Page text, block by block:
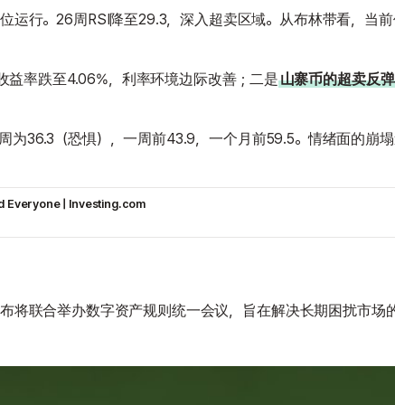
行。26周RSI降至29.3，深入超卖区域。从布林带看，当
益率跌至4.06%，利率环境边际改善；二是山寨币的超卖反弹
36.3（恐惧），一周前43.9，一个月前59.5。情绪面的崩
Everyone | Investing.com
将联合举办数字资产规则统一会议，旨在解决长期困扰市